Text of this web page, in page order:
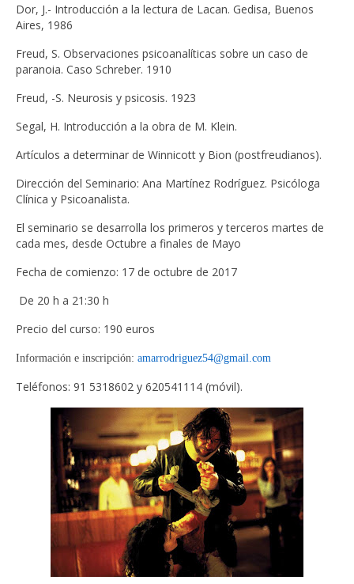
Dor, J.- Introducción a la lectura de Lacan. Gedisa, Buenos
Aires, 1986
Freud, S. Observaciones psicoanalíticas sobre un caso de
paranoia. Caso Schreber. 1910
Freud, -S. Neurosis y psicosis. 1923
Segal, H. Introducción a la obra de M. Klein.
Artículos a determinar de Winnicott y Bion (postfreudianos).
Dirección del Seminario: Ana Martínez Rodríguez. Psicóloga
Clínica y Psicoanalista.
El seminario se desarrolla los primeros y terceros martes de
cada mes, desde Octubre a finales de Mayo
Fecha de comienzo: 17 de octubre de 2017
De 20 h a 21:30 h
Precio del curso: 190 euros
Información e inscripción: amarrodriguez54@gmail.com
Teléfonos: 91 5318602 y 620541114 (móvil).